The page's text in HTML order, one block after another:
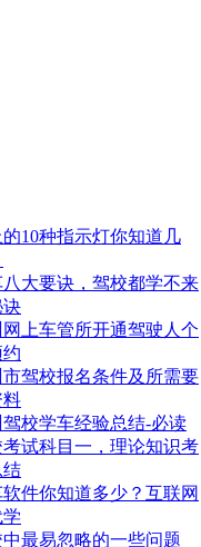
10种指示灯你知道几
大要诀，驾校都学不来
诀
上车管所开通驾驶人个
约
驾校报名条件及所需要
料
校学车经验总结-必读
试科目一，理论知识考
结
件你知道多少？互联网
最易忽略的一些问题